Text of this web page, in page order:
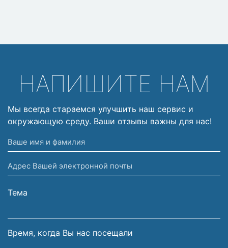
НАПИШИТЕ НАМ
Мы всегда стараемся улучшить наш сервис и
окружающую среду. Ваши отзывы важны для нас!
Ваше
имя
и
фамилия
Адрес
Вашей
электронной
Тема
Время, когда Вы нас посещали